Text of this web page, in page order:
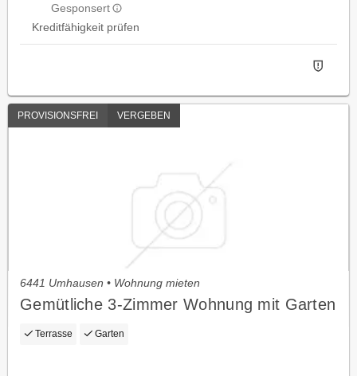
Gesponsert
Kreditfähigkeit prüfen
PROVISIONSFREI VERGEBEN
6441 Umhausen • Wohnung mieten
Gemütliche 3-Zimmer Wohnung mit Garten
Terrasse Garten